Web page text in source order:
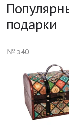
подарки
№ э40